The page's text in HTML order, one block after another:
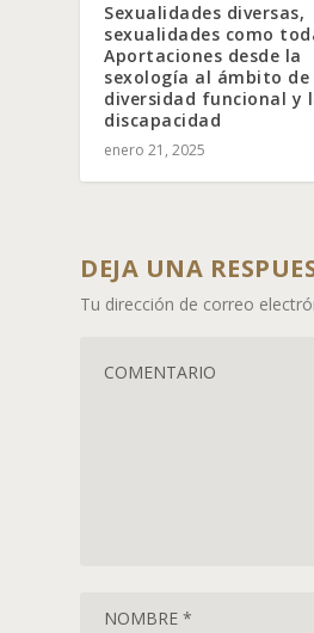
Sexualidades diversas,
sexualidades como
Aportaciones desde la
sexología al ámbito de
diversidad funcional y
discapacidad
enero 21, 2025
DEJA UNA
Tu dirección de correo